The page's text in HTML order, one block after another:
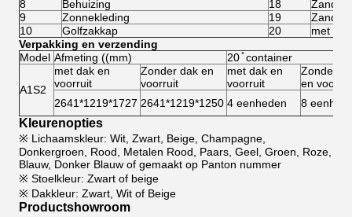
8 Behuizing 18
9
Zonnekleding 19
Zandrek
10
Golfzakkap 20
met
Verpakking en verzending
Model Afmeting ((mm) 20 ̊ container
A1S2
met dak en
voorruit
Zonder dak en
voorruit
met dak en
voorruit
Zonder
en
2641*1219*1727 2641*1219*1250 4 eenheden 8
Kleurenopties
※ Lichaamskleur: Wit, Zwart, Beige, Champagne,
Donkergroen, Rood, Metalen Rood, Paars, Geel, Groen, Roze,
Blauw, Donker Blauw of gemaakt op Panton nummer
※ Stoelkleur: Zwart of beige
※ Dakkleur: Zwart, Wit of Beige
Productshowroom